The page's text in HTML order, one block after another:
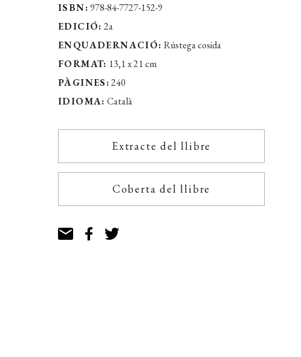
ISBN:978-84-7727-152-9
EDICIÓ: 2a
ENQUADERNACIÓ: Rústega cosida
FORMAT: 13,1 x 21 cm
PÀGINES:240
IDIOMA: Català
Extracte del llibre
Coberta del llibre